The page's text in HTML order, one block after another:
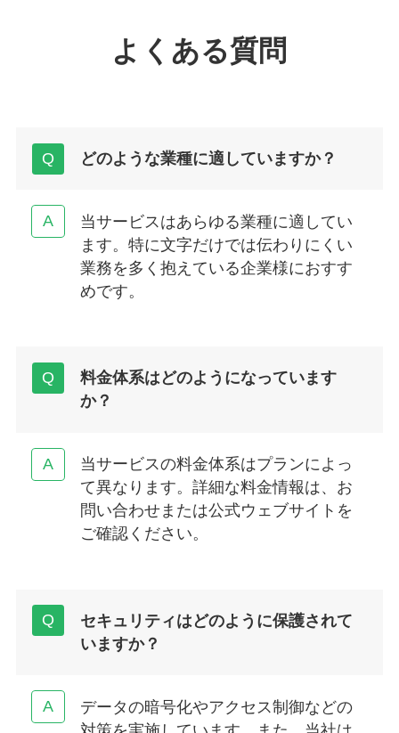
よくある質問
どのような業種に適していますか？
当サービスはあらゆる業種に適してい
ます。特に文字だけでは伝わりにくい
業務を多く抱えている企業様におすす
めです。
料金体系はどのようになっています
か？
当サービスの料金体系はプランによっ
て異なります。詳細な料金情報は、お
問い合わせまたは公式ウェブサイトを
ご確認ください。
セキュリティはどのように保護されて
いますか？
データの暗号化やアクセス制御などの